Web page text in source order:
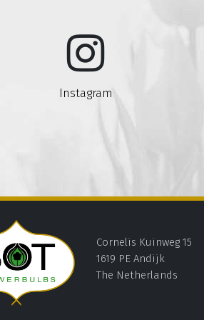
Instagram
Cornelis Kuinweg 15
1619 PE Andijk
The Netherlands